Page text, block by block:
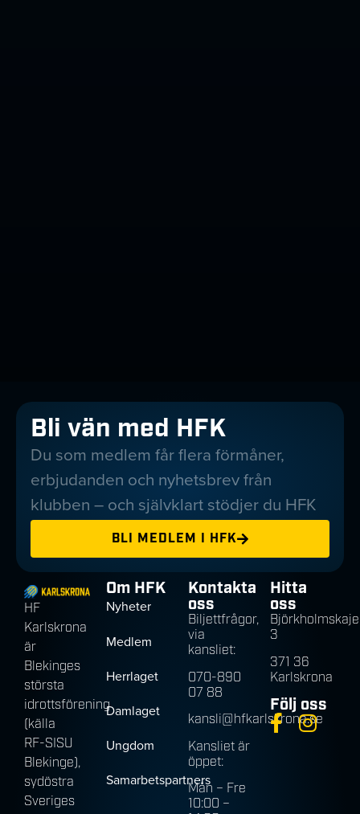
Bli vän med HFK
Du som medlem får flera förmåner,
erbjudanden och nyhetsbrev från
klubben – och självklart stödjer du HFK
BLI MEDLEM I HFK
HF
Karlskrona
är
Blekinges
största
idrottsförening
(källa
RF-SISU
Blekinge),
sydöstra
Sveriges
Om HFK
Nyheter
Medlem
Herrlaget
Damlaget
Ungdom
Samarbetspartners
Kontakta
oss
Biljettfrågor,
via
kansliet:
070-890
07 88
kansli@hfkarlskrona.se
Kansliet är
öppet:
Mån – Fre
10:00 –
Hitta
oss
3
371 36
Karlskrona
Följ oss